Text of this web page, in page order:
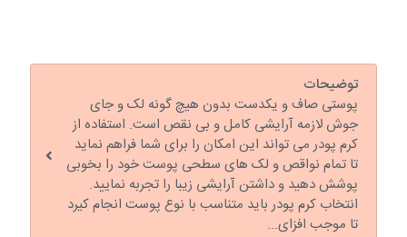
توضیحات
پوستی صاف و یکدست بدون هیچ گونه لک و جای
جوش لازمه آرایشی کامل و بی نقص است. استفاده از
کرم پودر می تواند این امکان را برای شما فراهم نماید
تا تمام نواقص و لک های سطحی پوست خود را بخوبی
پوشش دهید و داشتن آرایشی زیبا را تجربه نمایید.
انتخاب کرم پودر باید متناسب با نوع پوست انجام کیرد
تا موجب افزای...